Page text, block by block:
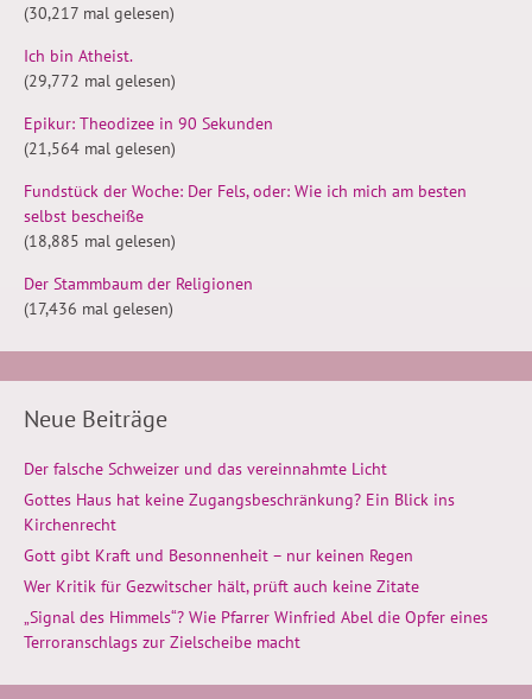
(30,217 mal gelesen)
Ich bin Atheist.
(29,772 mal gelesen)
Epikur: Theodizee in 90 Sekunden
(21,564 mal gelesen)
Fundstück der Woche: Der Fels, oder: Wie ich mich am besten
selbst bescheiße
(18,885 mal gelesen)
Der Stammbaum der Religionen
(17,436 mal gelesen)
Neue Beiträge
Der falsche Schweizer und das vereinnahmte Licht
Gottes Haus hat keine Zugangsbeschränkung? Ein Blick ins
Kirchenrecht
Gott gibt Kraft und Besonnenheit – nur keinen Regen
Wer Kritik für Gezwitscher hält, prüft auch keine Zitate
„Signal des Himmels“? Wie Pfarrer Winfried Abel die Opfer eines
Terroranschlags zur Zielscheibe macht